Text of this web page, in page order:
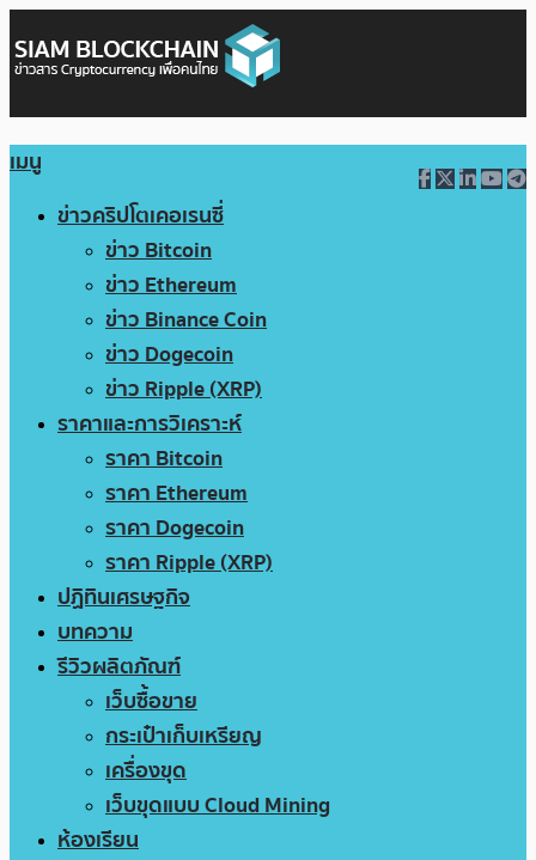
เมนู
ข่าวคริปโตเคอเรนซี่
ข่าว Bitcoin
ข่าว Ethereum
ข่าว Binance Coin
ข่าว Dogecoin
ข่าว Ripple (XRP)
ราคาและการวิเคราะห์
ราคา Bitcoin
ราคา Ethereum
ราคา Dogecoin
ราคา Ripple (XRP)
ปฏิทินเศรษฐกิจ
บทความ
รีวิวผลิตภัณฑ์
เว็บซื้อขาย
กระเป๋าเก็บเหรียญ
เครื่องขุด
เว็บขุดแบบ Cloud Mining
ห้องเรียน